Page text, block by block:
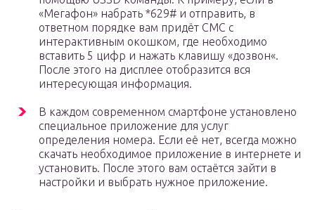
«Мегафон» набрать *629# и отправить, в
ответном порядке вам придёт СМС с
интерактивным окошком, где необходимо
вставить 5 цифр и нажать клавишу «дозвон«.
После этого на дисплее отобразится вся
интересующая информация.
В каждом современном смартфоне установлено
специальное приложение для услуг
определения номера. Если её нет, всегда можно
скачать необходимое приложение в интернете и
установить. После этого вам остаётся зайти в
настройки и выбрать нужное приложение.